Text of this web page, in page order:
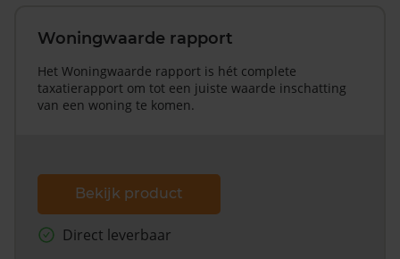
Woningwaarde rapport
Het Woningwaarde rapport is hét complete
taxatierapport om tot een juiste waarde inschatting
van een woning te komen.
Bekijk product
Direct leverbaar